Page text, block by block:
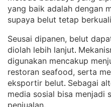
yang baik adalah dengan
supaya belut tetap
Seusai dipanen, belut
diolah lebih lanjut.
digunakan mencakup
restoran seafood, serta
eksportir belut. Sebagai
media sosial bisa menjadi
penjualan